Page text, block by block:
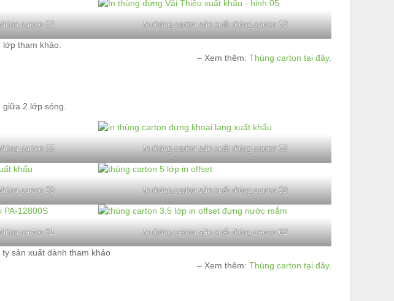
carton 52 In thùng carton sản xuất thùng carton 53
lớp tham khảo.
– Xem thêm: Thùng carton tại đây.
2 lớp sóng.
carton 55 In thùng carton sản xuất thùng carton 56
carton 58 In thùng carton sản xuất thùng carton 59
carton 61 In thùng carton sản xuất thùng carton 62
sản xuất dành tham khảo
– Xem thêm: Thùng carton tại đây.